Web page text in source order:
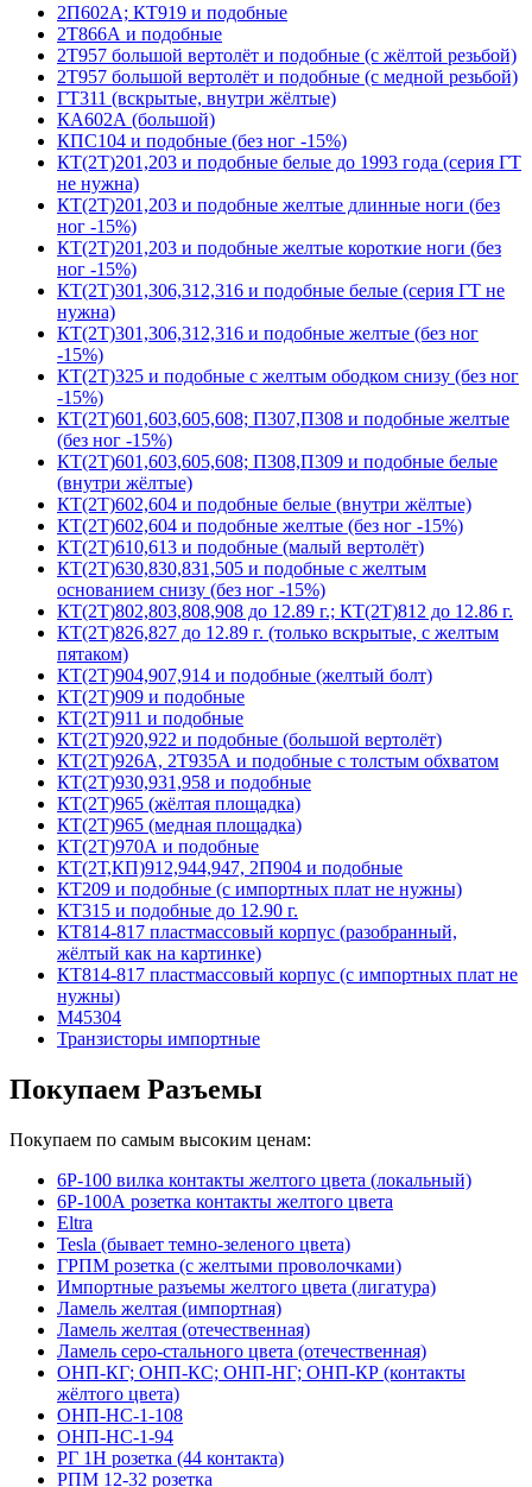
2П602А; КТ919 и подобные
2Т866А и подобные
2Т957 большой вертолёт и подобные (с жёлтой резьбой)
2Т957 большой вертолёт и подобные (с медной резьбой)
ГТ311 (вскрытые, внутри жёлтые)
КА602А (большой)
КПС104 и подобные (без ног -15%)
КТ(2Т)201,203 и подобные белые до 1993 года (серия ГТ
не нужна)
КТ(2Т)201,203 и подобные желтые длинные ноги (без
ног -15%)
КТ(2Т)201,203 и подобные желтые короткие ноги (без
ног -15%)
КТ(2Т)301,306,312,316 и подобные белые (серия ГТ не
нужна)
КТ(2Т)301,306,312,316 и подобные желтые (без ног
-15%)
КТ(2Т)325 и подобные с желтым ободком снизу (без ног
-15%)
КТ(2Т)601,603,605,608; П307,П308 и подобные желтые
(без ног -15%)
КТ(2Т)601,603,605,608; П308,П309 и подобные белые
(внутри жёлтые)
КТ(2Т)602,604 и подобные белые (внутри жёлтые)
КТ(2Т)602,604 и подобные желтые (без ног -15%)
КТ(2Т)610,613 и подобные (малый вертолёт)
КТ(2Т)630,830,831,505 и подобные с желтым
основанием снизу (без ног -15%)
КТ(2Т)802,803,808,908 до 12.89 г.; КТ(2Т)812 до 12.86 г.
КТ(2Т)826,827 до 12.89 г. (только вскрытые, с желтым
пятаком)
КТ(2Т)904,907,914 и подобные (желтый болт)
КТ(2Т)909 и подобные
КТ(2Т)911 и подобные
КТ(2Т)920,922 и подобные (большой вертолёт)
КТ(2Т)926А, 2Т935А и подобные с толстым обхватом
КТ(2Т)930,931,958 и подобные
КТ(2Т)965 (жёлтая площадка)
КТ(2Т)965 (медная площадка)
КТ(2Т)970А и подобные
КТ(2Т,КП)912,944,947, 2П904 и подобные
КТ209 и подобные (с импортных плат не нужны)
КТ315 и подобные до 12.90 г.
КТ814-817 пластмассовый корпус (разобранный,
жёлтый как на картинке)
КТ814-817 пластмассовый корпус (с импортных плат не
нужны)
М45304
Транзисторы импортные
Покупаем Разъемы
Покупаем по самым высоким ценам:
6Р-100 вилка контакты желтого цвета (локальный)
6Р-100А розетка контакты желтого цвета
Eltra
Tesla (бывает темно-зеленого цвета)
ГРПМ розетка (с желтыми проволочками)
Импортные разъемы желтого цвета (лигатура)
Ламель желтая (импортная)
Ламель желтая (отечественная)
Ламель серо-стального цвета (отечественная)
ОНП-КГ; ОНП-КС; ОНП-НГ; ОНП-КР (контакты
жёлтого цвета)
ОНП-НС-1-108
ОНП-НС-1-94
РГ 1Н розетка (44 контакта)
РПМ 12-32 розетка